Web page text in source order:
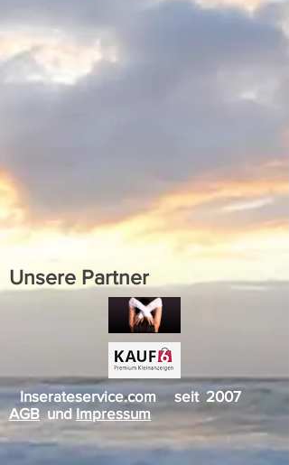
Unsere Partner
Inserateservice.com seit 2007
AGBundImpressum